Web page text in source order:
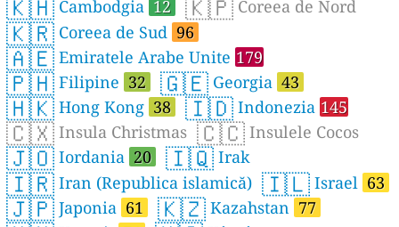
🇰🇭 Cambodgia 12 🇰🇵 Coreea de Nord
🇰🇷 Coreea de Sud 96
🇦🇪 Emiratele Arabe Unite 179
🇵🇭 Filipine 32 🇬🇪 Georgia 43
🇭🇰 Hong Kong 38 🇮🇩 Indonezia 145
🇨🇽 Insula Christmas 🇨🇨 Insulele Cocos
🇯🇴 Iordania 20 🇮🇶 Irak
🇮🇷 Iran (Republica islamică) 🇮🇱 Israel 63
🇯🇵 Japonia 61 🇰🇿 Kazahstan 77